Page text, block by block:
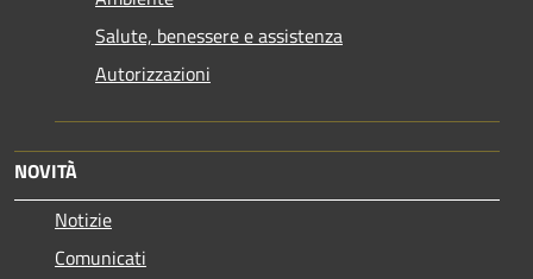
Salute, benessere e assistenza
Autorizzazioni
NOVITÀ
Notizie
Comunicati